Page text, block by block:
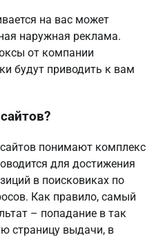
на вас может
наружная реклама.
от компании
будут приводить к вам
понимают комплекс
для достижения
в поисковиках по
Как правило, самый
– попадание в так
страницу выдачи, в